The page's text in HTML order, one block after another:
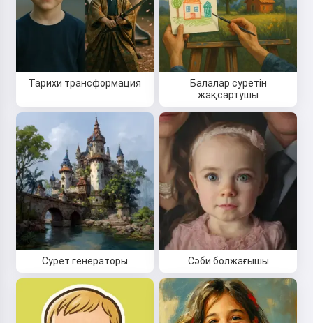
Тарихи трансформация
Балалар суретін
жақсартушы
Сурет генераторы Сәби болжағышы